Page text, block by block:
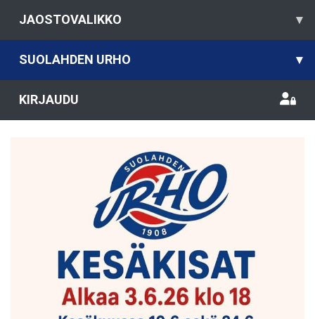
JAOSTOVALIKKO ▾
SUOLAHDEN URHO ▾
KIRJAUDU